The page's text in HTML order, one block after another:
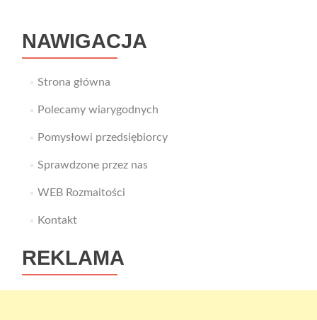
NAWIGACJA
Strona główna
Polecamy wiarygodnych
Pomysłowi przedsiębiorcy
Sprawdzone przez nas
WEB Rozmaitości
Kontakt
REKLAMA